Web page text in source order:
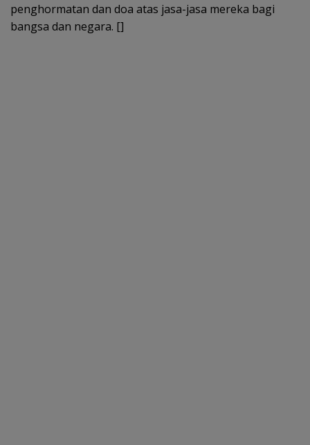
penghormatan dan doa atas jasa-jasa mereka bagi
bangsa dan negara. []